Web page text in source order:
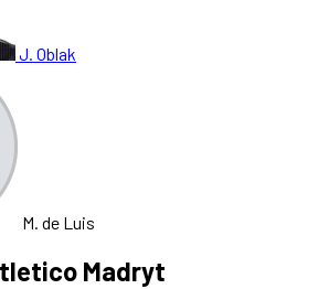
J. Oblak
M. de Luis
Madryt